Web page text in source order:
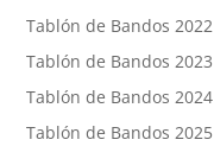
Tablón de Bandos 2022
Tablón de Bandos 2023
Tablón de Bandos 2024
Tablón de Bandos 2025